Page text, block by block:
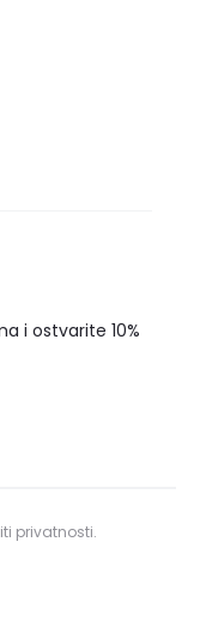
i ostvarite 10%
privatnosti.